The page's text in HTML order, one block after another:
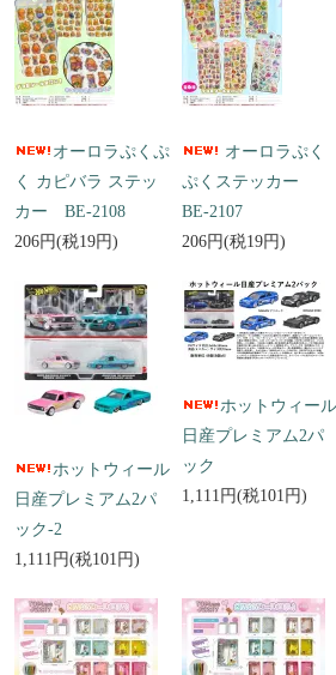
オーロラぷくぷ
く カピバラ ステッ
カー BE-2108
206円(税19円)
オーロラぷく
ぷくステッカー
BE-2107
206円(税19円)
ホットウィール
日産プレミアム2パ
ック-2
1,111円(税101円)
ホットウィール
日産プレミアム2パ
ック
1,111円(税101円)